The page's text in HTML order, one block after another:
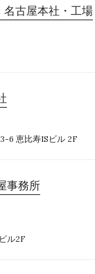
名古屋本社・工場
6 恵比寿ISビル 2F
事務所
ル2F